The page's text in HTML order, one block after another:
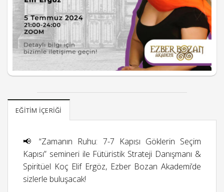
EĞITIM İÇERIĞI
📢 “Zamanın Ruhu: 7-7 Kapısı Göklerin Seçim
Kapısı” semineri ile Fütüristik Strateji Danışmanı &
Spiritüel Koç Elif Ergöz, Ezber Bozan Akademi’de
sizlerle buluşacak!